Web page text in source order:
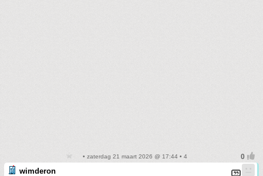
• zaterdag 21 maart 2026 @ 17:44 • 4
wimderon